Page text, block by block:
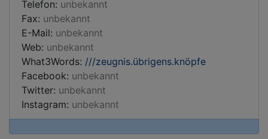
Telefon: unbekannt
Fax: unbekannt
E-Mail: unbekannt
Web: unbekannt
What3Words: ///zeugnis.übrigens.knöpfe
Facebook: unbekannt
Twitter: unbekannt
Instagram: unbekannt